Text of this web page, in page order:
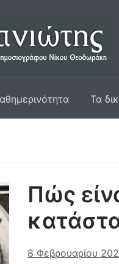
Τα
Πώς
8 Φεβρουαρίου